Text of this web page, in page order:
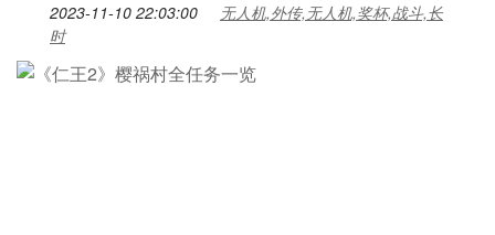
2023-11-10 22:03:00
无人机,外传,无人机,奖杯,战斗,长
时